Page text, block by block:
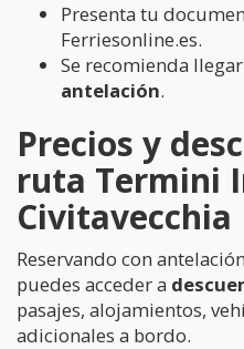
Presenta tu
Ferriesonline.es.
Se recomienda
antelación.
Precios y
ruta Termini
Civitavecchia
Reservando con
puedes acceder a
pasajes, alojamientos,
adicionales a bordo.